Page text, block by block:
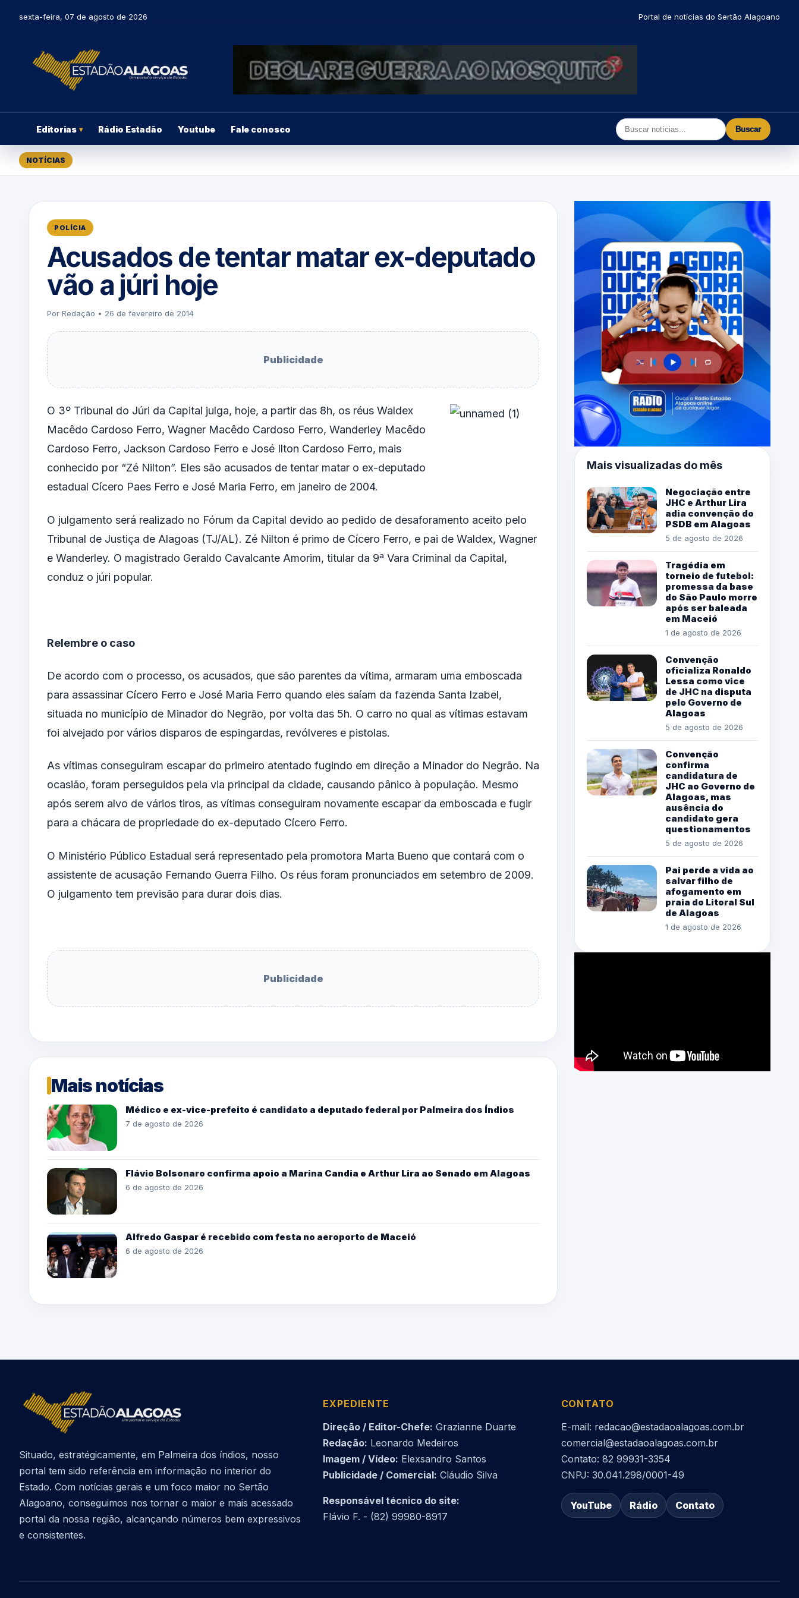
sexta-feira, 07 de agosto de 2026 Portal de notícias do Sertão Alagoano
Editorias ▾ Rádio Estadão Youtube Fale conosco Buscar
NOTÍCIAS
POLÍCIA
Acusados de tentar matar ex-deputado
vão a júri hoje
Por Redação • 26 de fevereiro de 2014
Publicidade
O 3º Tribunal do Júri da Capital julga, hoje, a partir das 8h, os réus Waldex
Macêdo Cardoso Ferro, Wagner Macêdo Cardoso Ferro, Wanderley Macêdo
Cardoso Ferro, Jackson Cardoso Ferro e José Ilton Cardoso Ferro, mais
conhecido por “Zé Nilton”. Eles são acusados de tentar matar o ex-deputado
estadual Cícero Paes Ferro e José Maria Ferro, em janeiro de 2004.
O julgamento será realizado no Fórum da Capital devido ao pedido de desaforamento aceito pelo
Tribunal de Justiça de Alagoas (TJ/AL). Zé Nilton é primo de Cícero Ferro, e pai de Waldex, Wagner
e Wanderley. O magistrado Geraldo Cavalcante Amorim, titular da 9ª Vara Criminal da Capital,
conduz o júri popular.
Relembre o caso
De acordo com o processo, os acusados, que são parentes da vítima, armaram uma emboscada
para assassinar Cícero Ferro e José Maria Ferro quando eles saíam da fazenda Santa Izabel,
situada no município de Minador do Negrão, por volta das 5h. O carro no qual as vítimas estavam
foi alvejado por vários disparos de espingardas, revólveres e pistolas.
As vítimas conseguiram escapar do primeiro atentado fugindo em direção a Minador do Negrão. Na
ocasião, foram perseguidos pela via principal da cidade, causando pânico à população. Mesmo
após serem alvo de vários tiros, as vítimas conseguiram novamente escapar da emboscada e fugir
para a chácara de propriedade do ex-deputado Cícero Ferro.
O Ministério Público Estadual será representado pela promotora Marta Bueno que contará com o
assistente de acusação Fernando Guerra Filho. Os réus foram pronunciados em setembro de 2009.
O julgamento tem previsão para durar dois dias.
Publicidade
Mais notícias
Médico e ex-vice-prefeito é candidato a deputado federal por Palmeira dos Índios
7 de agosto de 2026
Flávio Bolsonaro confirma apoio a Marina Candia e Arthur Lira ao Senado em Alagoas
6 de agosto de 2026
Alfredo Gaspar é recebido com festa no aeroporto de Maceió
6 de agosto de 2026
Mais visualizadas do mês
Negociação entre
JHC e Arthur Lira
adia convenção do
PSDB em Alagoas
5 de agosto de 2026
Tragédia em
torneio de futebol:
promessa da base
do São Paulo morre
após ser baleada
em Maceió
1 de agosto de 2026
Convenção
oficializa Ronaldo
Lessa como vice
de JHC na disputa
pelo Governo de
Alagoas
5 de agosto de 2026
Convenção
confirma
candidatura de
JHC ao Governo de
Alagoas, mas
ausência do
candidato gera
questionamentos
5 de agosto de 2026
Pai perde a vida ao
salvar filho de
afogamento em
praia do Litoral Sul
de Alagoas
1 de agosto de 2026
Situado, estratégicamente, em Palmeira dos índios, nosso
portal tem sido referência em informação no interior do
Estado. Com notícias gerais e um foco maior no Sertão
Alagoano, conseguimos nos tornar o maior e mais acessado
portal da nossa região, alcançando números bem expressivos
e consistentes.
EXPEDIENTE
Direção / Editor-Chefe: Grazianne Duarte
Redação: Leonardo Medeiros
Imagem / Vídeo: Elexsandro Santos
Publicidade / Comercial: Cláudio Silva
Responsável técnico do site:
Flávio F. - (82) 99980-8917
CONTATO
E-mail: redacao@estadaoalagoas.com.br
comercial@estadaoalagoas.com.br
Contato: 82 99931-3354
CNPJ: 30.041.298/0001-49
YouTube Rádio Contato